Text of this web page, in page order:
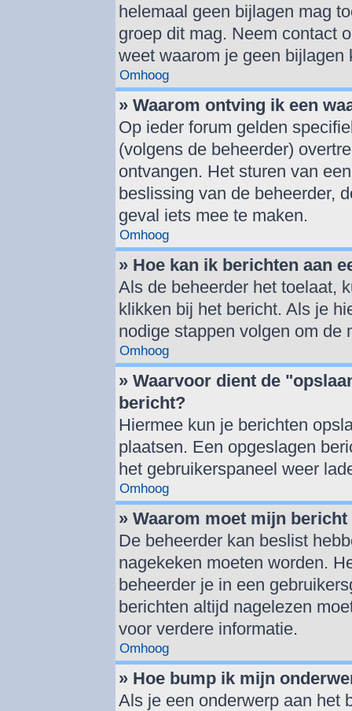
helemaal geen bijlagen mag
groep dit mag. Neem contact
weet waarom je geen bijlagen
Omhoog
» Waarom ontving ik een
Op ieder forum gelden
(volgens de beheerder)
ontvangen. Het sturen van
beslissing van de beheerder,
geval iets mee te maken.
Omhoog
» Hoe kan ik berichten aan
Als de beheerder het toelaat,
klikken bij het bericht. Als je
nodige stappen volgen om de
Omhoog
» Waarvoor dient de
bericht?
Hiermee kun je berichten
plaatsen. Een opgeslagen
het gebruikerspaneel weer
Omhoog
» Waarom moet mijn
De beheerder kan beslist
nagekeken moeten worden.
beheerder je in een
berichten altijd nagelezen
voor verdere informatie.
Omhoog
» Hoe bump ik mijn
Als je een onderwerp aan het